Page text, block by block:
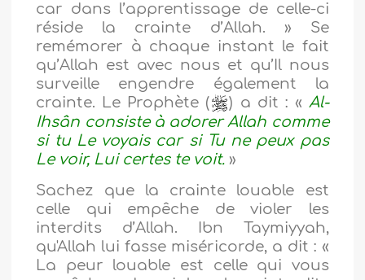
car dans l’apprentissage de celle-ci
réside la crainte d’Allah. » Se
remémorer à chaque instant le fait
qu’Allah est avec nous et qu’Il nous
surveille engendre également la
crainte. Le Prophète (
) a dit : « Al-
Ihsân consiste à adorer Allah comme
si tu Le voyais car si Tu ne peux pas
Le voir, Lui certes te voit. »
Sachez que la crainte louable est
celle qui empêche de violer les
interdits d’Allah. Ibn Taymiyyah,
qu'Allah lui fasse miséricorde, a dit : «
La peur louable est celle qui vous